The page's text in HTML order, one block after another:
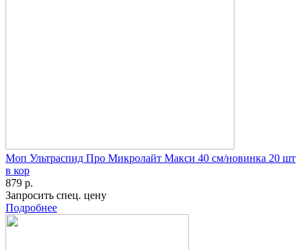
Моп Ультраспид Про Микролайт Макси 40 см/новинка 20 шт
в кор
879 р.
Запросить спец. цену
Подробнее